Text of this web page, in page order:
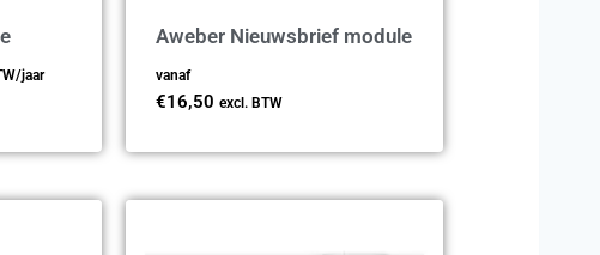
/jaar
Aweber Nieuwsbrief module
vanaf
€16,50 excl. BTW